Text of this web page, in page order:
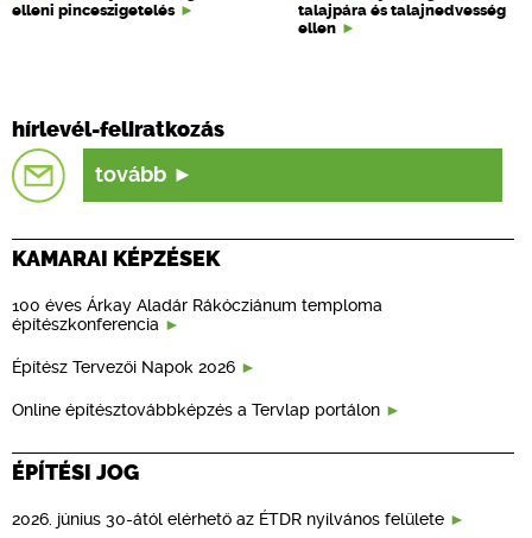
elleni pinceszigetelés
talajpára és talajnedvesség
ellen
hírlevél-feliratkozás
tovább
KAMARAI KÉPZÉSEK
100 éves Árkay Aladár Rákócziánum temploma
építészkonferencia
Építész Tervezői Napok 2026
Online építésztovábbképzés a Tervlap portálon
ÉPÍTÉSI JOG
2026. június 30-ától elérhető az ÉTDR nyilvános felülete